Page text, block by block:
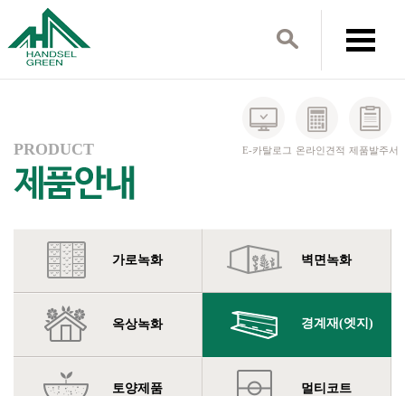
E-카탈로그 온라인견적 제품발주서
PRODUCT
가로녹화 벽면녹화
옥상녹화 경계재(엣지)
토양제품 멀티코트